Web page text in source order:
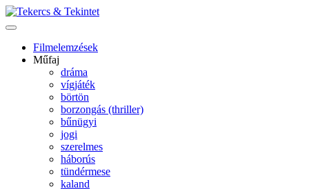
Filmelemzések
Műfaj
dráma
vígjáték
börtön
borzongás (thriller)
bűnügyi
jogi
szerelmes
háborús
tündérmese
kaland